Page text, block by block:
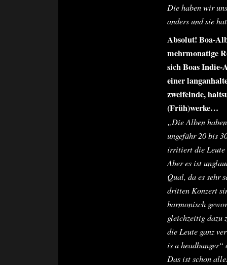
Die haben wir
anders und sie
Absolut! Boa-
mehrmonatige
sich Boas Indie-
einer
zweifelnde,
(Früh)werke…
„Die Alben
ungefähr 20 bis
irritiert die Leute
Aber es ist
Qual, da es sehr
dritten Konzert
harmonisch
gleichzeitig dazu
die Leute ganz
is a
Das ist schon